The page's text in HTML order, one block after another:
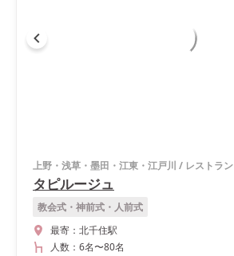
上野・浅草・墨田・江東・江戸川 / レストラン
タピルージュ
教会式・神前式・人前式
最寄： 北千住駅
人数： 6名〜80名